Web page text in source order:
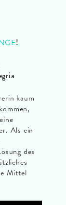
!
kaum
Als ein
des
Mittel